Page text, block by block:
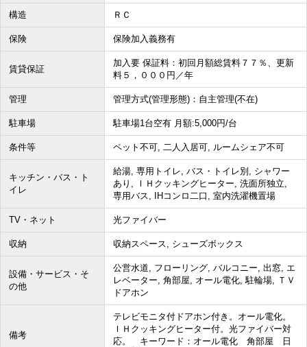
構造 ＲＣ
保険 保険加入義務有
賃貸保証
加入要 保証料：初回月額総賃料７７％、更新
料５，０００円／年
管理 管理方式(管理形態)：自主管理(不在)
駐車場 駐車場1台空有 月額:5,000円/台
条件等 ペット不可, 二人入居可, ルームシェア不可
キッチン・バス・ト
イレ
給湯, 専用トイレ, バス・トイレ別, シャワー
あり, ＩＨクッキングヒーター, 洗面所独立,
専用バス, IHコンロ二口, 室内洗濯機置場
TV・ネット 光ファイバー
収納 収納スペース, シューズボックス
設備・サービス・そ
の他
公営水道, フローリング, バルコニー, 出窓, エ
レベーター, 角部屋, オール電化, 駐輪場, ＴＶ
ドアホン
備考
テレビモニタ付ドアホン付き。オール電化。
ＩＨクッキングヒーター付。光ファイバー対
応。 キーワード：オール電化 角部屋 日